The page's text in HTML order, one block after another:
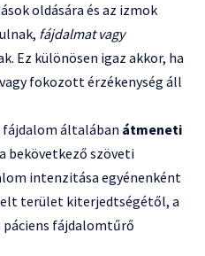
oldására és az izmok
fájdalmat vagy
Ez különösen igaz akkor, ha
fokozott érzékenység áll
fájdalom általában átmeneti
bekövetkező szöveti
intenzitása egyénenként
terület kiterjedtségétől, a
fájdalomtűrő